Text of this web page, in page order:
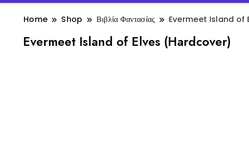
Home Shop Βιβλία Φαντασίας Evermeet Island of
Evermeet Island of Elves (Hardcover)